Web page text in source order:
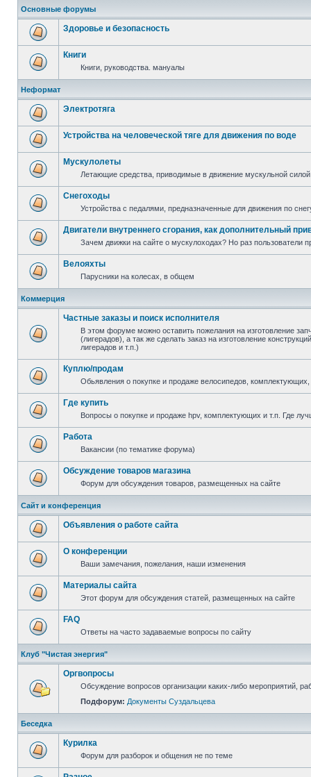
Основные форумы
Здоровье и безопасность
Книги
Книги, руководства. мануалы
Неформат
Электротяга
Устройства на человеческой тяге для движения по воде
Мускулолеты
Летающие средства, приводимые в движение мускульной силой
Снегоходы
Устройства с педалями, предназначенные для движения по
Двигатели внутреннего сгорания, как дополнительный
Зачем движки на сайте о мускулоходах? Но раз пользователи
Велояхты
Парусники на колесах, в общем
Коммерция
Частные заказы и поиск исполнителя
В этом форуме можно оставить пожелания на изготовление
(лигерадов), а так же сделать заказ на изготовление
лигерадов и т.п.)
Куплю/продам
Обьявления о покупке и продаже велосипедов,
Где купить
Вопросы о покупке и продаже hpv, комплектующих и т.п. Где
Работа
Вакансии (по тематике форума)
Обсуждение товаров магазина
Форум для обсуждения товаров, размещенных на сайте
Сайт и конференция
Объявления о работе сайта
О конференции
Ваши замечания, пожелания, наши изменения
Материалы сайта
Этот форум для обсуждения статей, размещенных на сайте
FAQ
Ответы на часто задаваемые вопросы по сайту
Клуб "Чистая энергия"
Оргвопросы
Обсуждение вопросов организации каких-либо мероприятий,
Подфорум: Документы Суздальцева
Беседка
Курилка
Форум для разборок и общения не по теме